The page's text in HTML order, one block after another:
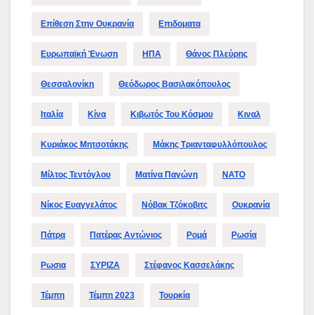
Επίθεση Στην Ουκρανία Επιδοματα
Ευρωπαϊκή Ένωση ΗΠΑ Θάνος Πλεύρης
Θεσσαλονίκη Θεόδωρος Βασιλακόπουλος
Ιταλία Κίνα Κιβωτός Του Κόσμου Κιναλ
Κυριάκος Μητσοτάκης Μάκης Τριανταφυλλόπουλος
Μίλτος Τεντόγλου Ματίνα Παγώνη ΝΑΤΟ
Νίκος Ευαγγελάτος Νόβακ Τζόκοβιτς Ουκρανία
Πάτρα Πατέρας Αντώνιος Ρομά Ρωσία
Ρωσια ΣΥΡΙΖΑ Στέφανος Κασσελάκης
Τέμπη Τέμπη 2023 Τουρκία